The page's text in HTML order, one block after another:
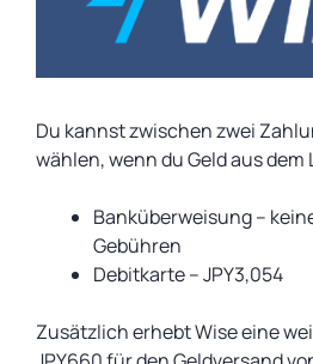
Du kannst zwischen zwei
wählen, wenn du Geld aus dem
Banküberweisung –
Gebühren
Debitkarte – JPY3,054
Zusätzlich erhebt Wise eine